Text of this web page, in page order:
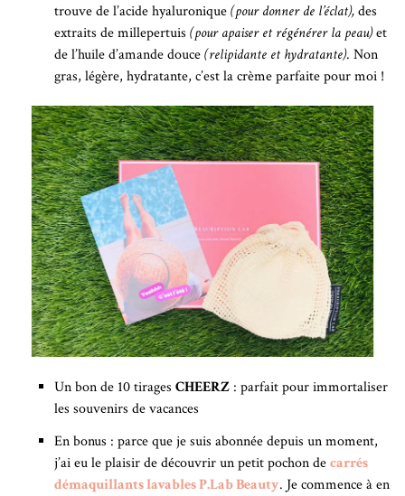
trouve de l’acide hyaluronique(pour donner de l’éclat),des
extraits de millepertuis (pour apaiser et régénérer la peau)et
de l’huile d’amande douce(relipidante et hydratante). Non
gras, légère, hydratante, c’est la crème parfaite pour moi !
Un bon de 10 tirages CHEERZ : parfait pour immortaliser
les souvenirs de vacances
En bonus : parce que je suis abonnée depuis un moment,
j’ai eu le plaisir de découvrir un petit pochon decarrés
démaquillants lavables P.Lab Beauty. Je commence à en